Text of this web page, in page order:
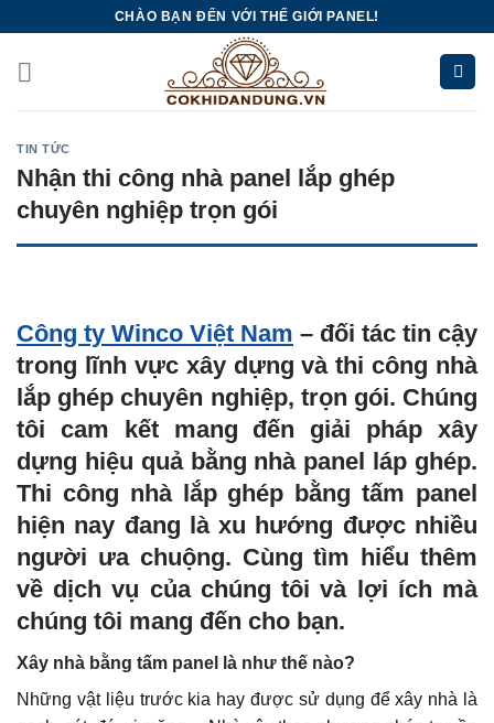
content
CHÀO BẠN ĐẾN VỚI THẾ GIỚI PANEL!
TIN TỨC
Nhận thi công nhà panel lắp ghép
chuyên nghiệp trọn gói
Công ty Winco Việt Nam – đối tác tin cậy
trong lĩnh vực xây dựng và thi công nhà
lắp ghép chuyên nghiệp, trọn gói. Chúng
tôi cam kết mang đến giải pháp xây
dựng hiệu quả bằng nhà panel láp ghép.
Thi công nhà lắp ghép bằng tấm panel
hiện nay đang là xu hướng được nhiều
người ưa chuộng. Cùng tìm hiểu thêm
về dịch vụ của chúng tôi và lợi ích mà
chúng tôi mang đến cho bạn.
Xây nhà bằng tấm panel là như thế nào?
Những vật liệu trước kia hay được sử dụng để xây nhà là